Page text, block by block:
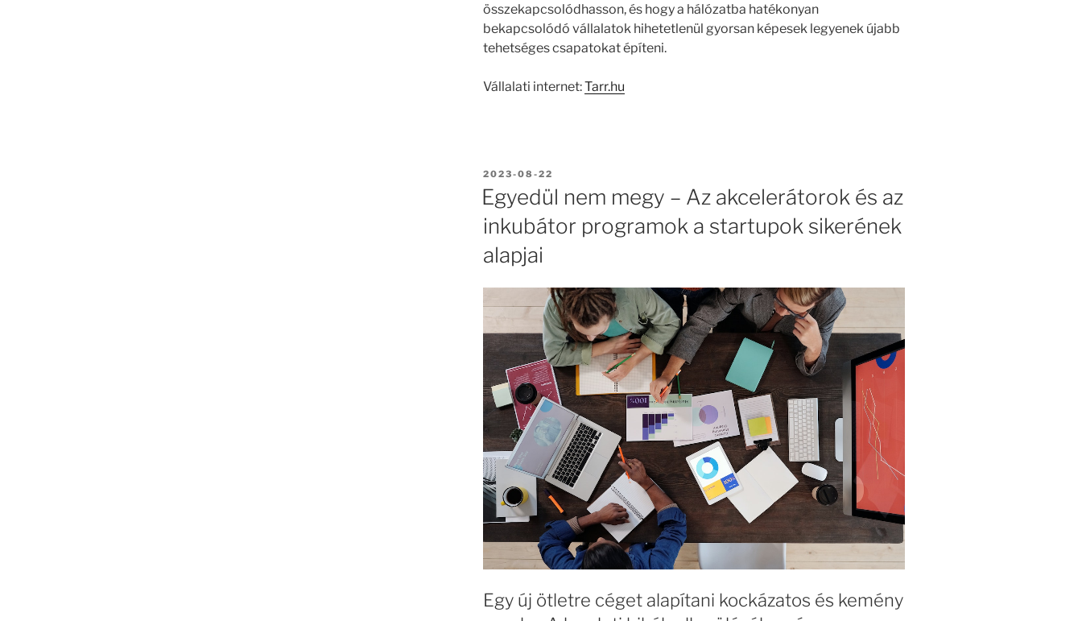
összekapcsolódhasson, és hogy a hálózatba hatékonyan
bekapcsolódó vállalatok hihetetlenül gyorsan képesek legyenek újabb
tehetséges csapatokat építeni.
Vállalati internet:Tarr.hu
BEKÜLDVE:
2023-08-22
Egyedül nem megy – Az akcelerátorok és az
inkubátor programok a startupok sikerének
alapjai
Egy új ötletre céget alapítani kockázatos és kemény